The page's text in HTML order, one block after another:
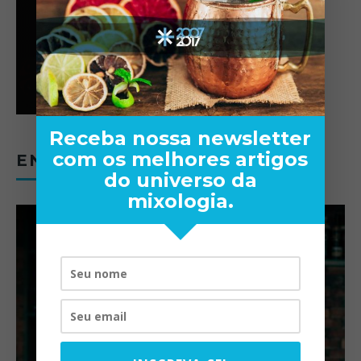
ENTREVISTAS
Receba nossa newsletter
com os melhores artigos
do universo da
mixologia.